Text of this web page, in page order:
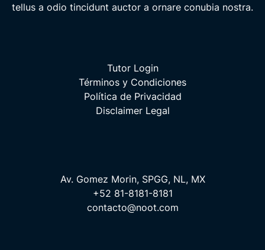
tellus a odio tincidunt auctor a ornare conubia nostra.
Tutor Login
Términos y Condiciones
Política de Privacidad
Disclaimer Legal
Av. Gomez Morin, SPGG, NL, MX
+52 81-8181-8181
contacto@noot.com